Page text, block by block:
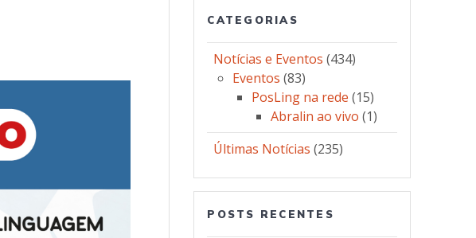
CATEGORIAS
Notícias e Eventos (434)
Eventos (83)
PosLing na rede (15)
Abralin ao vivo (1)
Últimas Notícias (235)
POSTS RECENTES